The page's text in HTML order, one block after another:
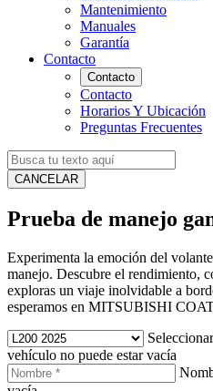
Mantenimiento
Manuales
Garantía
Contacto
Contacto
Contacto
Horarios Y Ubicación
Preguntas Frecuentes
CANCELAR
Prueba de manejo
Experimenta la emoción del
manejo. Descubre el rendimiento,
exploras un viaje inolvidable a
esperamos en MITSUBISHI
vehículo no puede estar vacía